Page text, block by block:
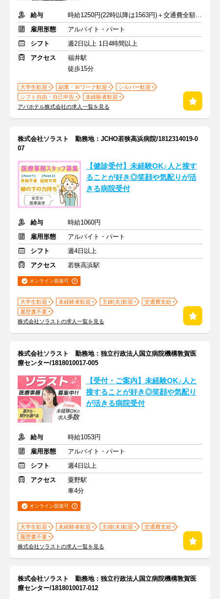
給与
時給1250円(22時以降は1563円)＋交通費全額支給
雇用形態
アルバイト・パート
シフト
週2日以上 1日4時間以上
アクセス
福井駅
徒歩15分
大学生歓迎 副業・Ｗワーク歓迎
シルバー歓迎
シフト自由・自己申告
未経験者歓迎
アパホテル株式会社の求人一覧を見る
株式会社ソラスト 勤務地：JCHO若狭高浜病院/1812314019-0
07
【健診受付】未経験OK♪人と接す
ることが好き◎笑顔や気配りが活
きる病院受付
給与
時給1060円
雇用形態
アルバイト・パート
シフト
週4日以上
アクセス
若狭高浜駅
オンライン面接可
大学生歓迎 未経験者歓迎 主婦(夫)歓迎
交通費支給
履歴書不要
株式会社ソラストの求人一覧を見る
株式会社ソラスト 勤務地：独立行政法人国立病院機構敦賀医
療センター/1818010017-005
【受付・ご案内】未経験OK♪人と
接することが好き◎笑顔や気配り
が活きる病院受付
給与
時給1053円
雇用形態
アルバイト・パート
シフト
週4日以上
アクセス
粟野駅
車4分
オンライン面接可
大学生歓迎 未経験者歓迎 主婦(夫)歓迎
交通費支給
履歴書不要
株式会社ソラストの求人一覧を見る
株式会社ソラスト 勤務地：独立行政法人国立病院機構敦賀医
療センター/1818010017-012